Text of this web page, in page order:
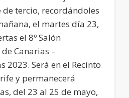
tercio, recordándoles
el martes día 23,
el 8º Salón
Canarias –
2023. Será en el Recinto
y permanecerá
del 23 al 25 de mayo,